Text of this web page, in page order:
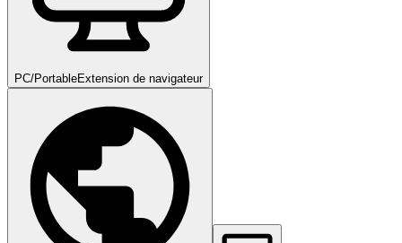
PC/PortableExtension de navigateur